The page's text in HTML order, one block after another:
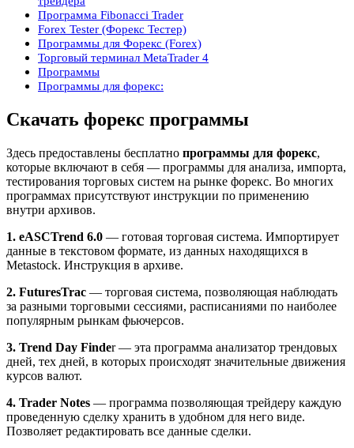
Программа Fibonacci Trader
Forex Tester (Форекс Тестер)
Программы для Форекс (Forex)
Торговый терминал MetaTrader 4
Программы
Программы для форекс:
Скачать форекс программы
Здесь предоставлены бесплатно программы для форекс,
которые включают в себя — программы для анализа, импорта,
тестирования торговых систем на рынке форекс. Во многих
программах присутствуют инструкции по применению
внутри архивов.
1. eASCTrend 6.0 — готовая торговая система. Импортирует
данные в текстовом формате, из данных находящихся в
Metastock. Инструкция в архиве.
2. FuturesTrac — торговая система, позволяющая наблюдать
за разными торговыми сессиями, расписаниями по наиболее
популярным рынкам фьючерсов.
3. Trend Day Finder — эта программа анализатор трендовых
дней, тех дней, в которых происходят значительные движения
курсов валют.
4. Trader Notes — программа позволяющая трейдеру каждую
проведенную сделку хранить в удобном для него виде.
Позволяет редактировать все данные сделки.